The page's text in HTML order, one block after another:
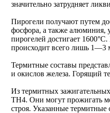
значительно затрудняет
Пирогели получают путем
фосфора, а также алюминия,
пирогелей достигает
происходит всего лишь 1—3
Термитные составы
и окислов железа. Горящий
Из термитных
ТН4. Они могут прожигать
строя. Указанные